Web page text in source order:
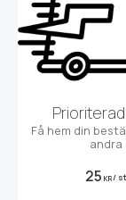
Få hem din
andra
25 KR/ st